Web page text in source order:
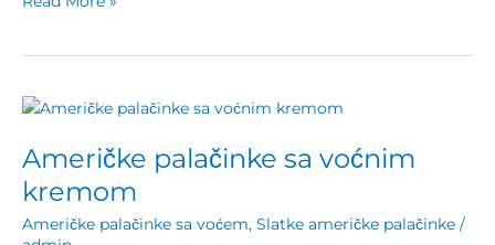
Američke palačinke sa voćnim
kremom
Američke palačinke sa voćem, Slatke američke palačinke /
Američke
sa
voćnim
kremom